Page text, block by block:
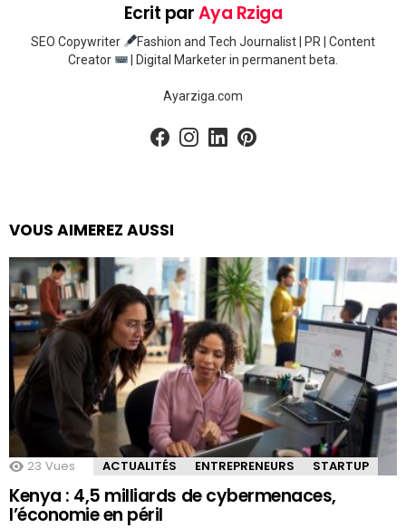
Ecrit parAya Rziga
SEO Copywriter
Fashion and Tech Journalist | PR | Content
Creator
| Digital Marketer in permanent beta.
Ayarziga.com
VOUS AIMEREZ AUSSI
23 Vues ACTUALITÉS ENTREPRENEURS STARTUP
Kenya : 4,5 milliards de cybermenaces,
l’économie en péril